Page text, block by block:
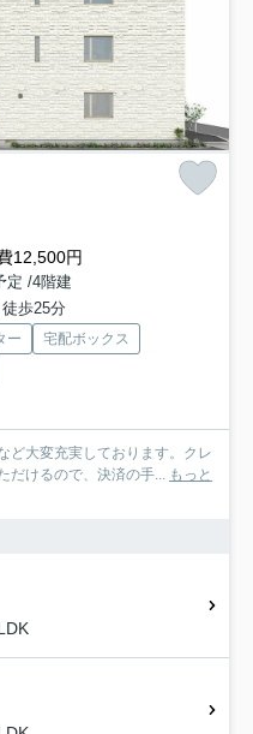
12,500円
定 /4階建
歩25分
ー
宅配ボックス
ど大変充実しております。クレ
だけるので、決済の手... もっと